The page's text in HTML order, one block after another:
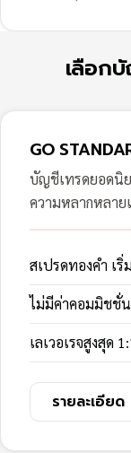
เลือก
GO
บัญชีเทรดยอดนิ
ความหลากหลา
สเปรดทองคำ เ
ไม่มีค่าคอมมิชชั่น
เลเวอเรจสูงสุด
รายละเอียด